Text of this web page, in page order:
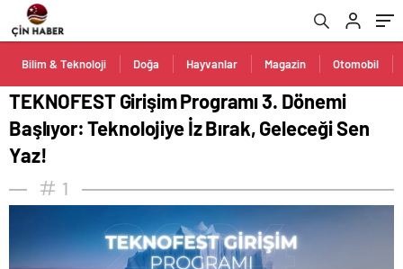
Bilim & Teknoloji Doğa Hayvanlar Magazin Otomobil
Yaz!
TEKNOFEST Girişim Programı 3. Dönemi
Başlıyor: Teknolojiye İz Bırak, Geleceği Sen
Yaz!
1